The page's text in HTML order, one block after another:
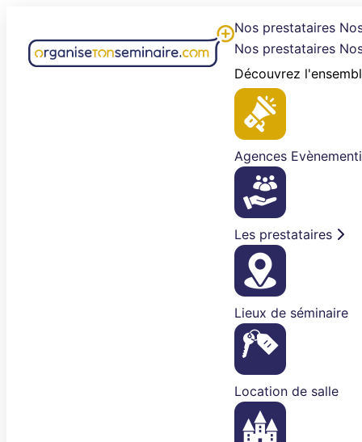
contenu
Nos prestataires
Nos prestataires
Découvrez
Agences
Les prestataires
Lieux de séminaire
Location de salle